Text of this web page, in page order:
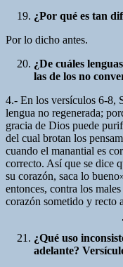
¿Por qué es tan
Por lo dicho antes.
¿De cuáles
las de los no
4.- En los versículos 6-8,
lengua no regenerada;
gracia de Dios puede
del cual brotan los
cuando el manantial es
correcto. Así que se dice
su corazón, saca lo
entonces, contra los
corazón sometido y recto
¿Qué uso
adelante?